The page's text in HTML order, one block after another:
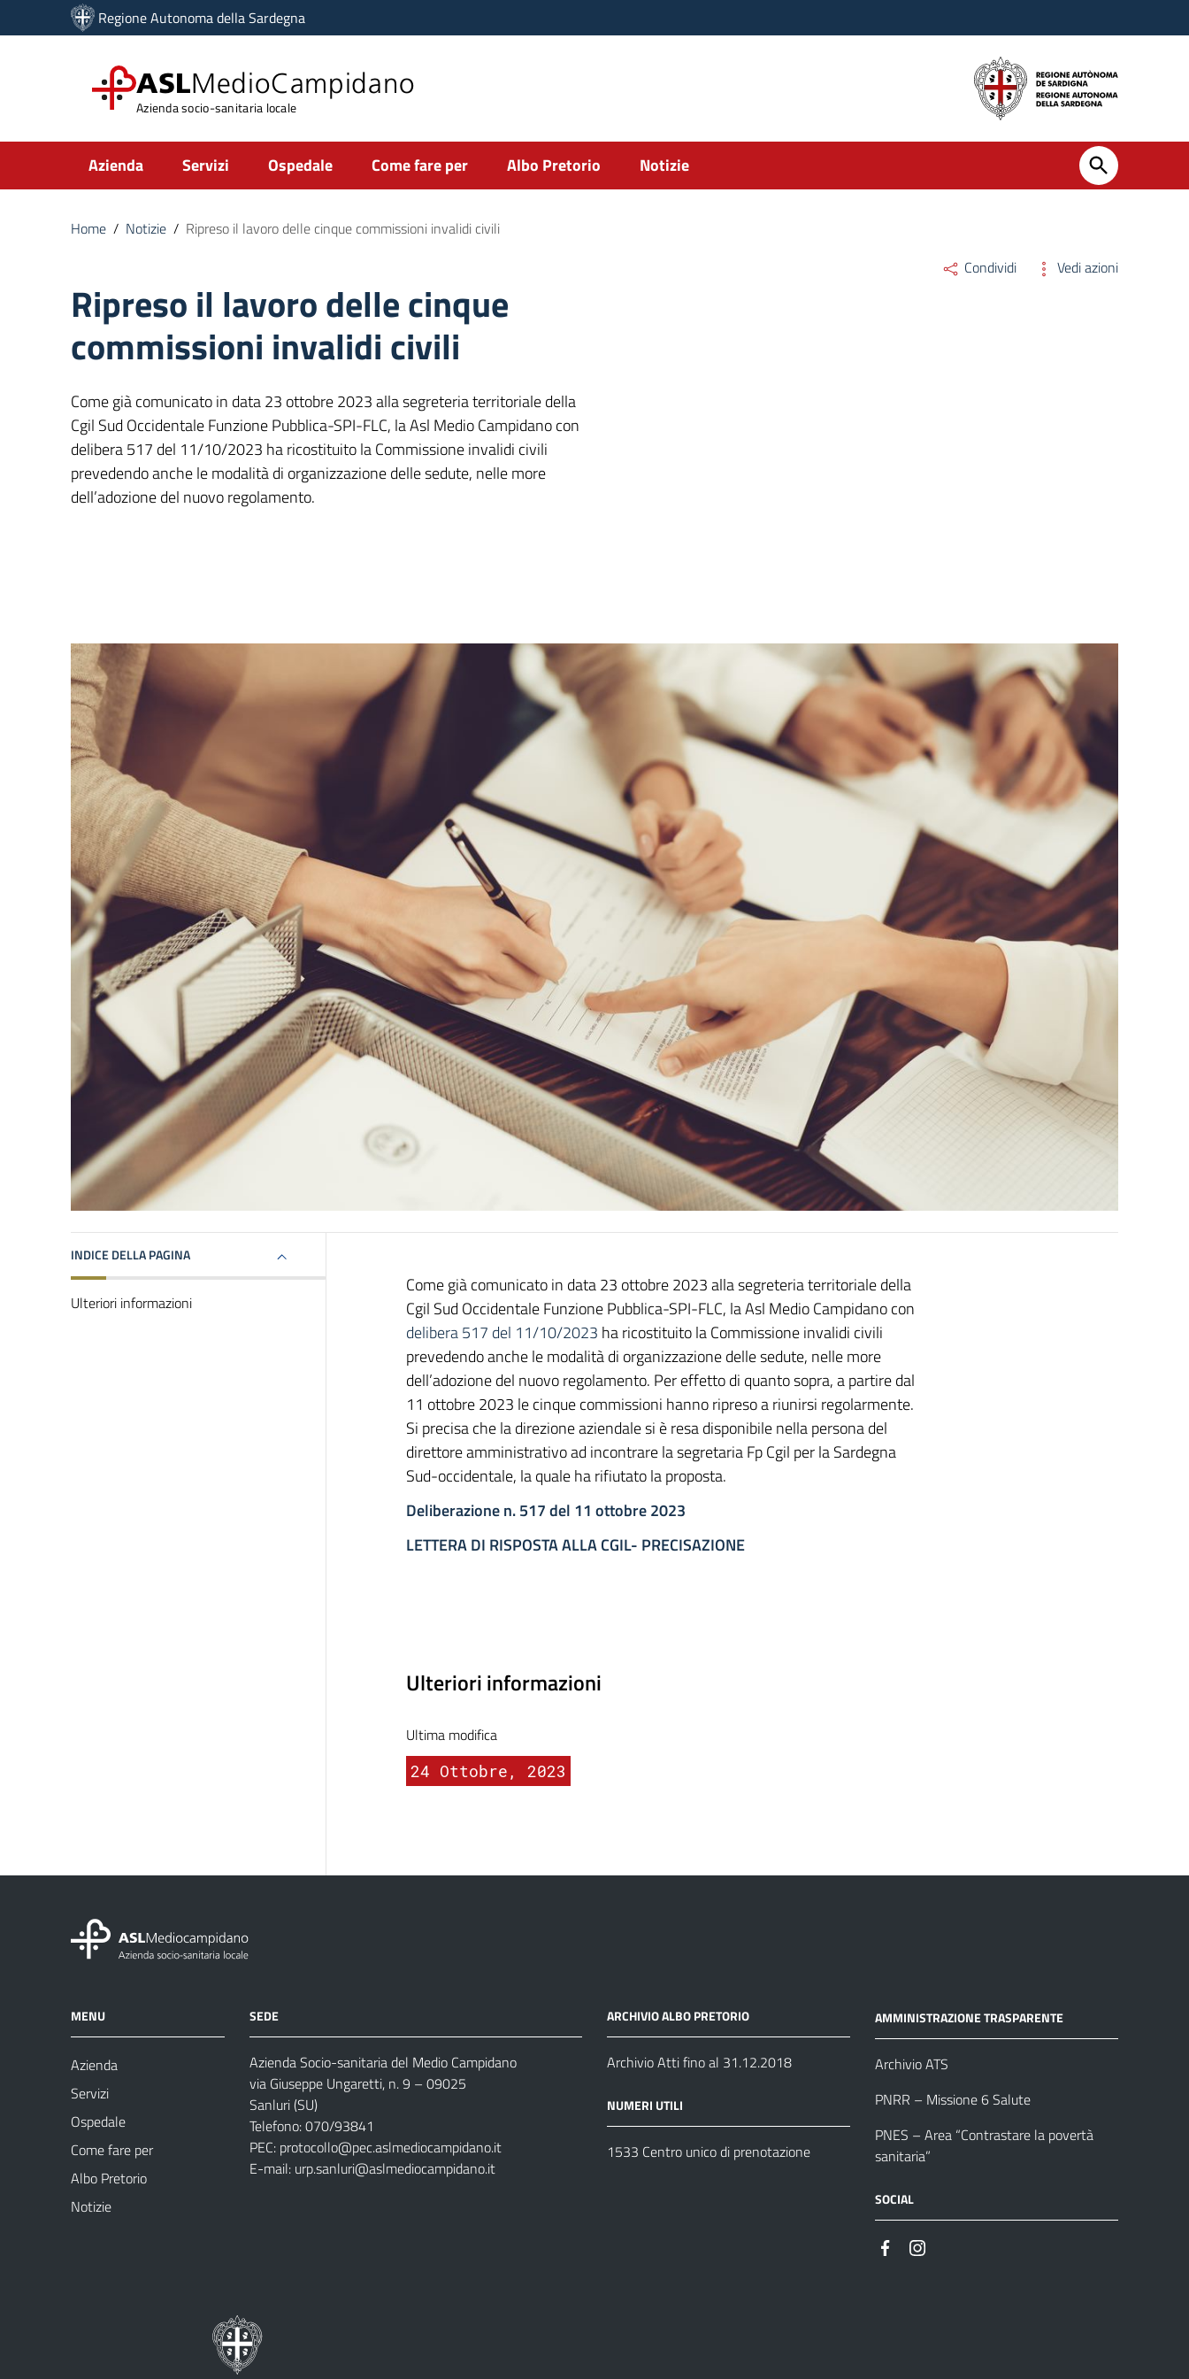
Vai ai contenuti
Vai al menu di navigazione
Regione Autonoma della Sardegna
ASLMedioCampidano
Azienda socio-sanitaria locale
Submenu
Azienda Servizi Ospedale Come fare per Albo Pretorio Notizie
Home / Notizie / Ripreso il lavoro delle cinque commissioni invalidi civili
Ripreso il lavoro delle cinque
commissioni invalidi civili
Come già comunicato in data 23 ottobre 2023 alla segreteria territoriale della
Cgil Sud Occidentale Funzione Pubblica-SPI-FLC, la Asl Medio Campidano con
delibera 517 del 11/10/2023 ha ricostituito la Commissione invalidi civili
prevedendo anche le modalità di organizzazione delle sedute, nelle more
dell’adozione del nuovo regolamento.
Condividi Vedi azioni
INDICE DELLA PAGINA
Ulteriori informazioni
Come già comunicato in data 23 ottobre 2023 alla segreteria territoriale della
Cgil Sud Occidentale Funzione Pubblica-SPI-FLC, la Asl Medio Campidano con
delibera 517 del 11/10/2023 ha ricostituito la Commissione invalidi civili
prevedendo anche le modalità di organizzazione delle sedute, nelle more
dell’adozione del nuovo regolamento. Per effetto di quanto sopra, a partire dal
11 ottobre 2023 le cinque commissioni hanno ripreso a riunirsi regolarmente.
Si precisa che la direzione aziendale si è resa disponibile nella persona del
direttore amministrativo ad incontrare la segretaria Fp Cgil per la Sardegna
Sud-occidentale, la quale ha rifiutato la proposta.
Deliberazione n. 517 del 11 ottobre 2023
LETTERA DI RISPOSTA ALLA CGIL- PRECISAZIONE
Ulteriori informazioni
Ultima modifica
24 Ottobre, 2023
MENU
Azienda
Servizi
Ospedale
Come fare per
Albo Pretorio
Notizie
SEDE
Azienda Socio-sanitaria del Medio Campidano
via Giuseppe Ungaretti, n. 9 – 09025
Sanluri (SU)
Telefono: 070/93841
PEC: protocollo@pec.aslmediocampidano.it
E-mail: urp.sanluri@aslmediocampidano.it
ARCHIVIO ALBO PRETORIO
Archivio Atti fino al 31.12.2018
NUMERI UTILI
1533 Centro unico di prenotazione
AMMINISTRAZIONE TRASPARENTE
Archivio ATS
PNRR – Missione 6 Salute
PNES – Area “Contrastare la povertà
sanitaria”
SOCIAL